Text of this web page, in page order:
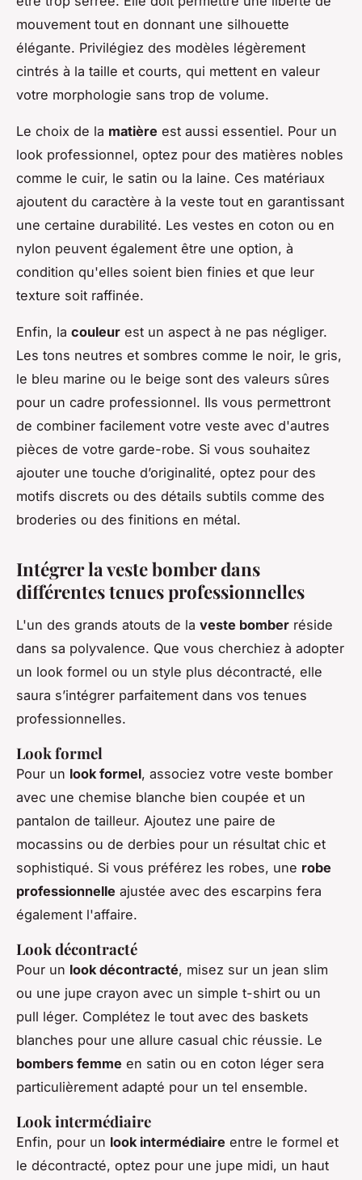
mouvement tout en donnant une silhouette
élégante. Privilégiez des modèles légèrement
cintrés à la taille et courts, qui mettent en valeur
votre morphologie sans trop de volume.
Le choix de la matière est aussi essentiel. Pour un
look professionnel, optez pour des matières nobles
comme le cuir, le satin ou la laine. Ces matériaux
ajoutent du caractère à la veste tout en garantissant
une certaine durabilité. Les vestes en coton ou en
nylon peuvent également être une option, à
condition qu'elles soient bien finies et que leur
texture soit raffinée.
Enfin, la couleur est un aspect à ne pas négliger.
Les tons neutres et sombres comme le noir, le gris,
le bleu marine ou le beige sont des valeurs sûres
pour un cadre professionnel. Ils vous permettront
de combiner facilement votre veste avec d'autres
pièces de votre garde-robe. Si vous souhaitez
ajouter une touche d’originalité, optez pour des
motifs discrets ou des détails subtils comme des
broderies ou des finitions en métal.
Intégrer la veste bomber dans
différentes tenues professionnelles
L'un des grands atouts de la veste bomber réside
dans sa polyvalence. Que vous cherchiez à adopter
un look formel ou un style plus décontracté, elle
saura s’intégrer parfaitement dans vos tenues
professionnelles.
Look formel
Pour un look formel, associez votre veste bomber
avec une chemise blanche bien coupée et un
pantalon de tailleur. Ajoutez une paire de
mocassins ou de derbies pour un résultat chic et
sophistiqué. Si vous préférez les robes, une robe
professionnelle ajustée avec des escarpins fera
également l'affaire.
Look décontracté
Pour un look décontracté, misez sur un jean slim
ou une jupe crayon avec un simple t-shirt ou un
pull léger. Complétez le tout avec des baskets
blanches pour une allure casual chic réussie. Le
bombers femme en satin ou en coton léger sera
particulièrement adapté pour un tel ensemble.
Look intermédiaire
Enfin, pour un look intermédiaire entre le formel et
le décontracté, optez pour une jupe midi, un haut